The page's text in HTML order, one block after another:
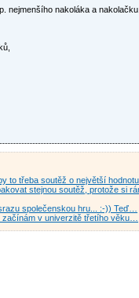
nejmenšího nakoláka a
to třeba soutěž o největší
stejnou soutěž, protože si
společenskou hru... :-)) Teď…
v univerzitě třetího věku…